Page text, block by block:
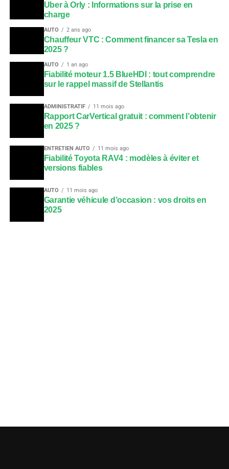
Uber à Orly : Informations sur la prise en
charge
AUTO 2 ans ago
Chauffeur VTC : Comment financer sa Tesla en
2025 ?
AUTO 1 an ago
Fiabilité moteur 1.5 BlueHDI : tout comprendre
sur le rappel massif de Stellantis
ADMINISTRATIF 11 mois ago
Rapport CarVertical gratuit : comment l’obtenir
en 2025 ?
ENTRETIEN AUTO 11 mois ago
Fiabilité Toyota RAV4 : modèles à éviter et
versions fiables
AUTO 11 mois ago
Garantie véhicule d’occasion : vos droits en
2025